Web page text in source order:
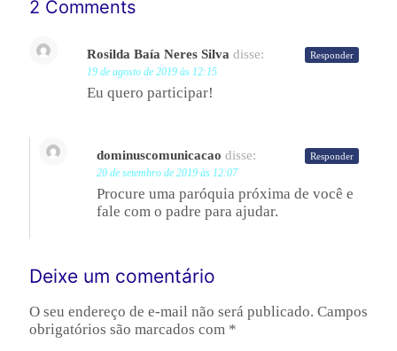
2 Comments
Rosilda Baía Neres Silva disse:
19 de agosto de 2019 às 12:15
Eu quero participar!
Responder
dominuscomunicacao disse:
20 de setembro de 2019 às 12:07
Procure uma paróquia próxima de você e
fale com o padre para ajudar.
Responder
Deixe um comentário
O seu endereço de e-mail não será publicado. Campos
obrigatórios são marcados com *